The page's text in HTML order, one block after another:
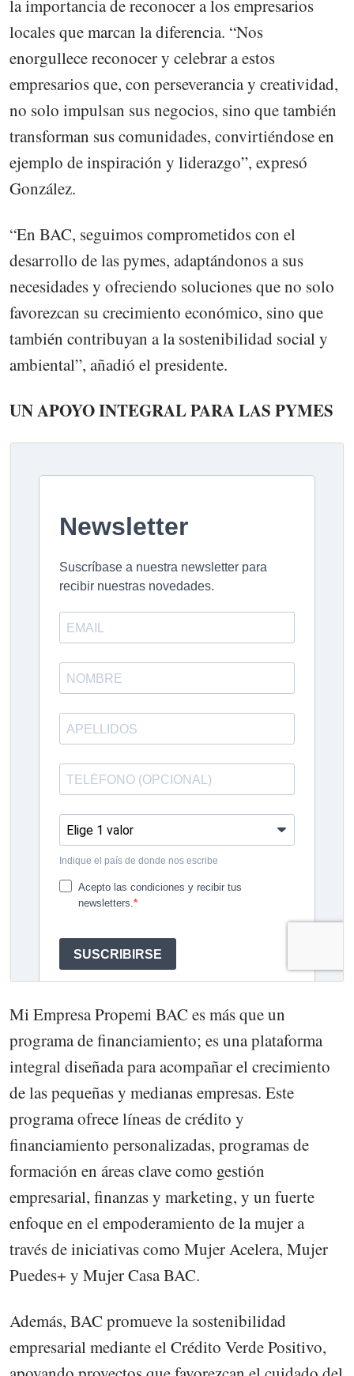
la importancia de reconocer a los empresarios
locales que marcan la diferencia. “Nos
enorgullece reconocer y celebrar a estos
empresarios que, con perseverancia y creatividad,
no solo impulsan sus negocios, sino que también
transforman sus comunidades, convirtiéndose en
ejemplo de inspiración y liderazgo”, expresó
González.
“En BAC, seguimos comprometidos con el
desarrollo de las pymes, adaptándonos a sus
necesidades y ofreciendo soluciones que no solo
favorezcan su crecimiento económico, sino que
también contribuyan a la sostenibilidad social y
ambiental”, añadió el presidente.
UN APOYO INTEGRAL PARA LAS PYMES
Mi Empresa Propemi BAC es más que un
programa de financiamiento; es una plataforma
integral diseñada para acompañar el crecimiento
de las pequeñas y medianas empresas. Este
programa ofrece líneas de crédito y
financiamiento personalizadas, programas de
formación en áreas clave como gestión
empresarial, finanzas y marketing, y un fuerte
enfoque en el empoderamiento de la mujer a
través de iniciativas como Mujer Acelera, Mujer
Puedes+ y Mujer Casa BAC.
Además, BAC promueve la sostenibilidad
empresarial mediante el Crédito Verde Positivo,